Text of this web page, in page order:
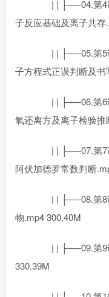
| | ├──04.第4
子反应基础及离子共存
| | ├──05.第5
子方程式正误判断及书
| | ├──06.第6
氧还离方及离子检验推
| | ├──07.第7
阿伏加德罗常数判断
| | ├──08.第8
物.mp4 300.40M
| | ├──09.第9讲
330.39M